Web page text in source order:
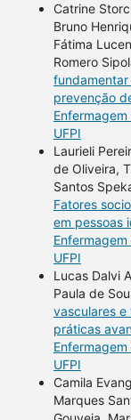
Catrine
Bruno
Fátima
Romero
prevenção
UFPI
Laurieli
de Oliveira,
Santos
Fatores
em pessoas
UFPI
Lucas Dalvi
Paula de
vasculares e
práticas
UFPI
Camila
Marques